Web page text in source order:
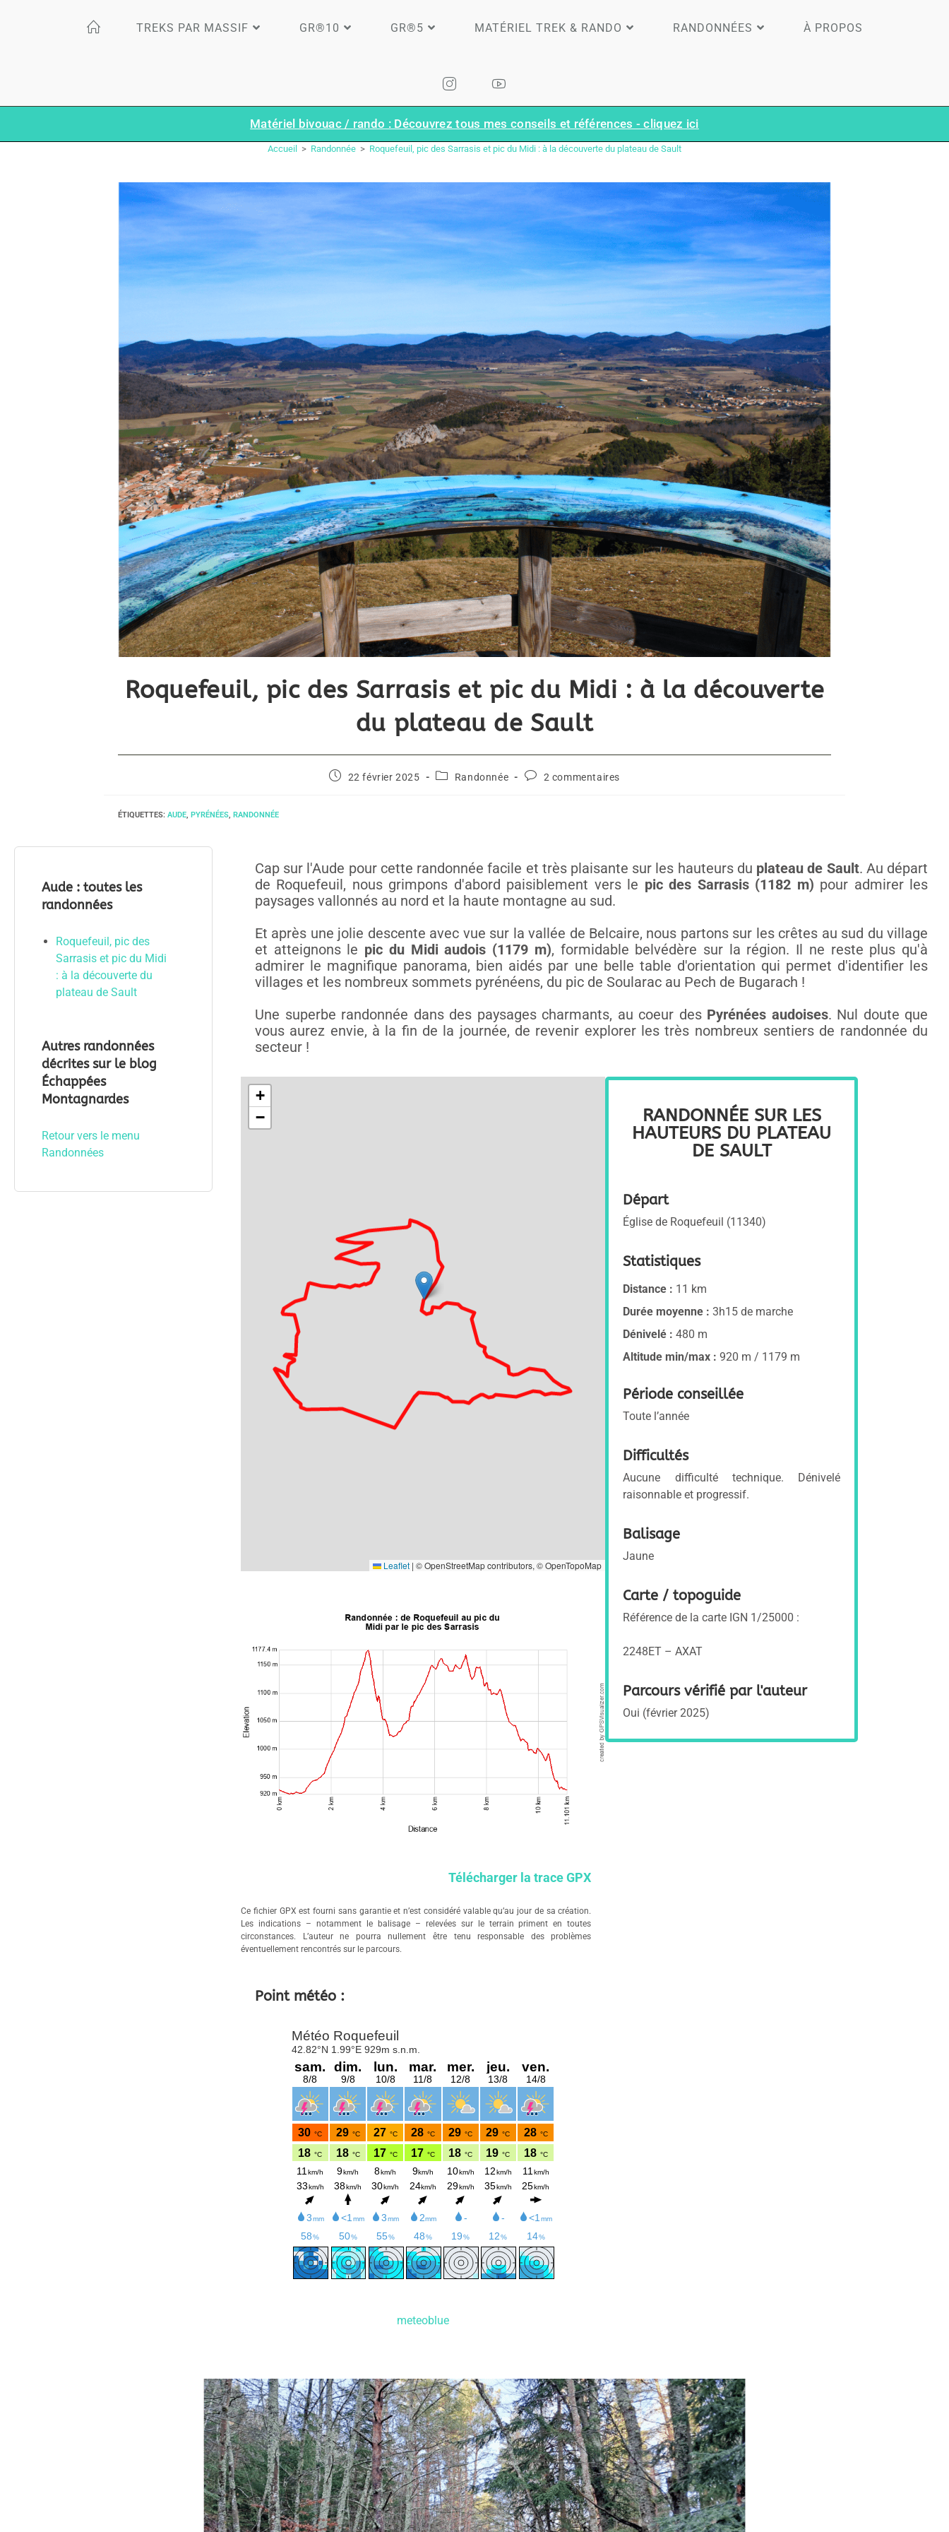
TREKS PAR MASSIF GR®10 GR®5 MATÉRIEL TREK & RANDO RANDONNÉES À PROPOS
Matériel bivouac / rando : Découvrez tous mes conseils et références - cliquez ici
Accueil > Randonnée > Roquefeuil, pic des Sarrasis et pic du Midi : à la découverte du plateau de Sault
Roquefeuil, pic des Sarrasis et pic du Midi : à la découverte
du plateau de Sault
22 février 2025 Randonnée 2 commentaires
ÉTIQUETTES: AUDE, PYRÉNÉES, RANDONNÉE
Aude : toutes les
randonnées
Roquefeuil, pic des
Sarrasis et pic du Midi
: à la découverte du
plateau de Sault
Autres randonnées
décrites sur le blog
Échappées
Montagnardes
Retour vers le menu
Randonnées
Cap sur l'Aude pour cette randonnée facile et très plaisante sur les hauteurs du plateau de Sault. Au départ
de Roquefeuil, nous grimpons d'abord paisiblement vers le pic des Sarrasis (1182 m) pour admirer les
paysages vallonnés au nord et la haute montagne au sud.
Et après une jolie descente avec vue sur la vallée de Belcaire, nous partons sur les crêtes au sud du village
et atteignons le pic du Midi audois (1179 m), formidable belvédère sur la région. Il ne reste plus qu'à
admirer le magnifique panorama, bien aidés par une belle table d'orientation qui permet d'identifier les
villages et les nombreux sommets pyrénéens, du pic de Soularac au Pech de Bugarach !
Une superbe randonnée dans des paysages charmants, au coeur des Pyrénées audoises. Nul doute que
vous aurez envie, à la fin de la journée, de revenir explorer les très nombreux sentiers de randonnée du
secteur !
Télécharger la trace GPX
Ce fichier GPX est fourni sans garantie et n’est considéré valable qu’au jour de sa création.
Les indications – notamment le balisage – relevées sur le terrain priment en toutes
circonstances. L’auteur ne pourra nullement être tenu responsable des problèmes
éventuellement rencontrés sur le parcours.
Point météo :
meteoblue
RANDONNÉE SUR LES
HAUTEURS DU PLATEAU
DE SAULT
Départ
Église de Roquefeuil (11340)
Statistiques
Distance : 11 km
Durée moyenne :3h15 de marche
Dénivelé : 480 m
Altitude min/max : 920 m / 1179 m
Période conseillée
Toute l’année
Difficultés
Aucune difficulté technique. Dénivelé
raisonnable et progressif.
Balisage
Jaune
Carte / topoguide
Référence de la carte IGN 1/25000 :
2248ET – AXAT
Parcours vérifié par l'auteur
Oui (février 2025)